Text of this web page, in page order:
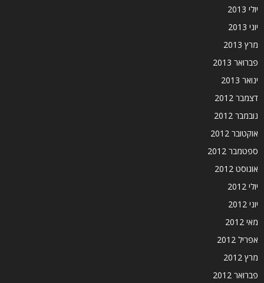
יולי 2013
יוני 2013
מרץ 2013
פברואר 2013
ינואר 2013
דצמבר 2012
נובמבר 2012
אוקטובר 2012
ספטמבר 2012
אוגוסט 2012
יולי 2012
יוני 2012
מאי 2012
אפריל 2012
מרץ 2012
פברואר 2012